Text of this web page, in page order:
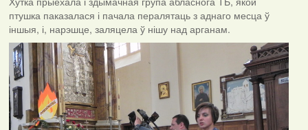
птушка паказалася і пачала пералятаць з аднаго месца ў
іншыя, і, нарэшце, заляцела ў нішу над арганам.